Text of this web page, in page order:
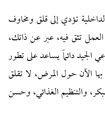
تؤدي إلى قلق ومخاوف
تثق فيه، عبر عن ذاتك،
الجيد دائماً يساعد على تطور
الآن حول المرض، لا تقلق
والتنظيم الغذائي، وحسن